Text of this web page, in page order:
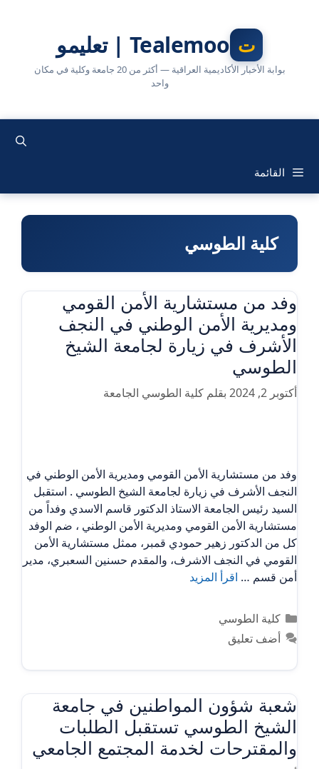
Tealemoo | تعليمو
بوابة الأخبار الأكاديمية العراقية — أكثر من 20 جامعة وكلية في مكان
واحد
القائمة
كلية الطوسي
وفد من مستشارية الأمن القومي
ومديرية الأمن الوطني في النجف
الأشرف في زيارة لجامعة الشيخ
الطوسي
أكتوبر 2, 2024 بقلم كلية الطوسي الجامعة
وفد من مستشارية الأمن القومي ومديرية الأمن الوطني في
النجف الأشرف في زيارة لجامعة الشيخ الطوسي . استقبل
السيد رئيس الجامعة الاستاذ الدكتور قاسم الاسدي وفداً من
مستشارية الأمن القومي ومديرية الأمن الوطني ، ضم الوفد
كل من الدكتور زهير حمودي قمبر، ممثل مستشارية الأمن
القومي في النجف الاشرف، والمقدم حسنين السعبري، مدير
أمن قسم … اقرأ المزيد
التصنيفات
كلية الطوسي
أضف تعليق
شعبة شؤون المواطنين في جامعة
الشيخ الطوسي تستقبل الطلبات
والمقترحات لخدمة المجتمع الجامعي